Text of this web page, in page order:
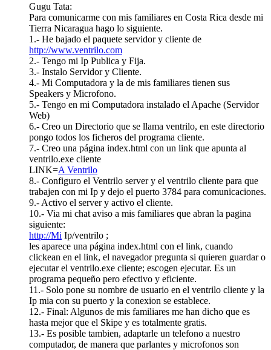
Gugu Tata:
Para comunicarme con mis familiares en Costa Rica desde mi
Tierra Nicaragua hago lo siguiente.
1.- He bajado el paquete servidor y cliente de
http://www.ventrilo.com
2.- Tengo mi Ip Publica y Fija.
3.- Instalo Servidor y Cliente.
4.- Mi Computadora y la de mis familiares tienen sus
Speakers y Microfono.
5.- Tengo en mi Computadora instalado el Apache (Servidor
Web)
6.- Creo un Directorio que se llama ventrilo, en este directorio
pongo todos los ficheros del programa cliente.
7.- Creo una página index.html con un link que apunta al
ventrilo.exe cliente
LINK=A Ventrilo
8.- Configuro el Ventrilo server y el ventrilo cliente para que
trabajen con mi Ip y dejo el puerto 3784 para comunicaciones.
9.- Activo el server y activo el cliente.
10.- Via mi chat aviso a mis familiares que abran la pagina
siguiente:
http://Mi Ip/ventrilo ;
les aparece una página index.html con el link, cuando
clickean en el link, el navegador pregunta si quieren guardar o
ejecutar el ventrilo.exe cliente; escogen ejecutar. Es un
programa pequeño pero efectivo y eficiente.
11.- Solo pone su nombre de usuario en el ventrilo cliente y la
Ip mia con su puerto y la conexion se establece.
12.- Final: Algunos de mis familiares me han dicho que es
hasta mejor que el Skipe y es totalmente gratis.
13.- Es posible tambien, adaptarle un telefono a nuestro
computador, de manera que parlantes y microfonos son